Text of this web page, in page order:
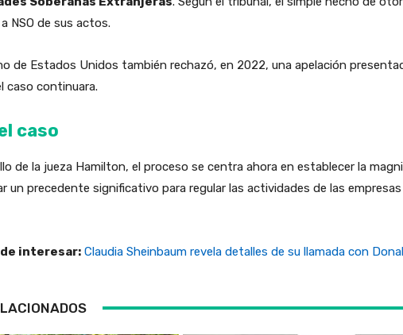
NSO de sus actos.
de Estados Unidos también rechazó, en 2022, una apelación
caso continuara.
caso
de la jueza Hamilton, el proceso se centra ahora en establecer la
un precedente significativo para regular las actividades de las
interesar: Claudia Sheinbaum revela detalles de su llamada con